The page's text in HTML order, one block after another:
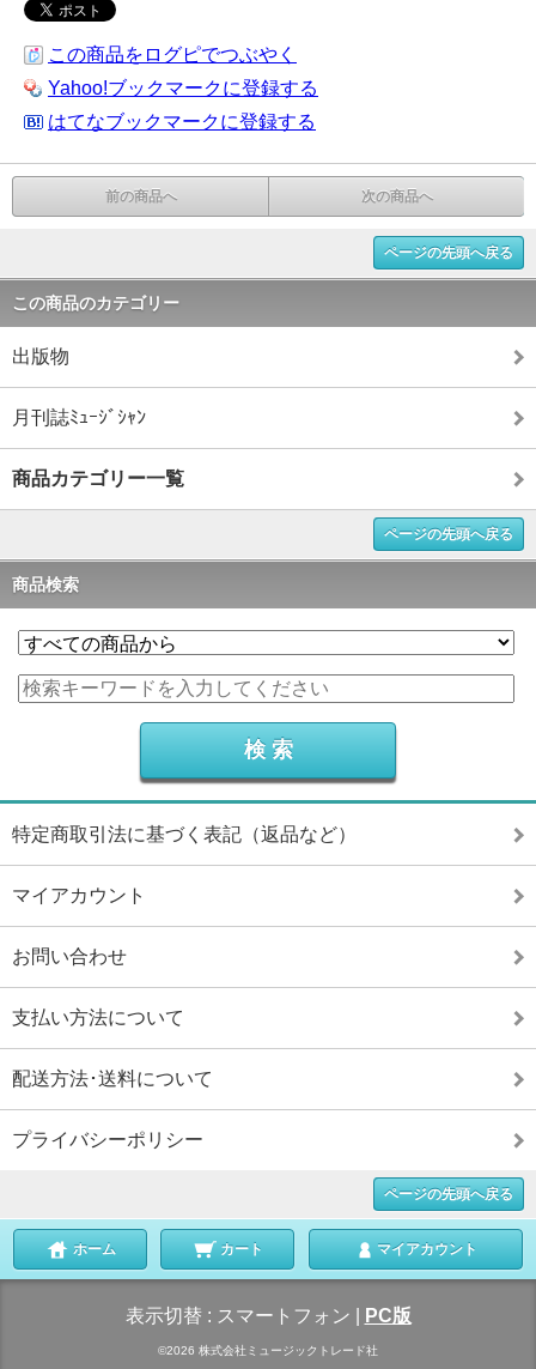
この商品をログピでつぶやく
Yahoo!ブックマークに登録する
はてなブックマークに登録する
前の商品へ 次の商品へ
ページの先頭へ戻る
この商品のカテゴリー
出版物
月刊誌ﾐｭｰｼﾞｼｬﾝ
商品カテゴリー一覧
ページの先頭へ戻る
商品検索
特定商取引法に基づく表記（返品など）
マイアカウント
お問い合わせ
支払い方法について
配送方法･送料について
プライバシーポリシー
ページの先頭へ戻る
ホーム カート マイアカウント
表示切替 : スマートフォン PC版
©2026 株式会社ミュージックトレード社